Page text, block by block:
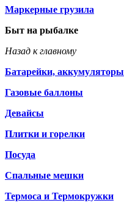
Маркерные грузила
Быт на рыбалке
Назад к главному
Батарейки, аккумуляторы
Газовые баллоны
Девайсы
Плитки и горелки
Посуда
Спальные мешки
Термоса и Термокружки